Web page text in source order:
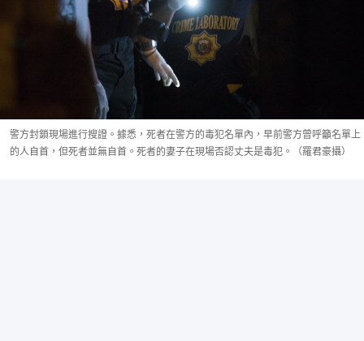
警方封鎖現場進行搜證。據悉，死者在警方的毒犯名單內，早前警方曾呼籲名單上
的人自首，但死者並無自首。死者的妻子在現場否認丈夫是毒犯。（羅君豪攝）